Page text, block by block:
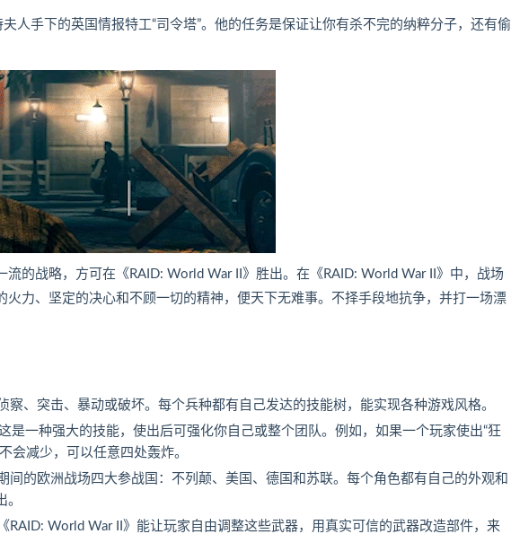
人手下的英国情报特工“司令塔”。他的任务是保证让你有杀不完的纳粹分子，还有偷
的战略，方可在《RAID: World War II》胜出。在《RAID: World War II》中，战场
火力、坚定的决心和不顾一切的精神，便天下无难事。不择手段地抗争，并打一场漂
、突击、暴动或破坏。每个兵种都有自己发达的技能树，能实现各种游戏风格。
是一种强大的技能，使出后可强化你自己或整个团队。例如，如果一个玩家使出“狂
会减少，可以任意四处轰炸。
的欧洲战场四大参战国：不列颠、美国、德国和苏联。每个角色都有自己的外观和
RAID: World War II》能让玩家自由调整这些武器，用真实可信的武器改造部件，来